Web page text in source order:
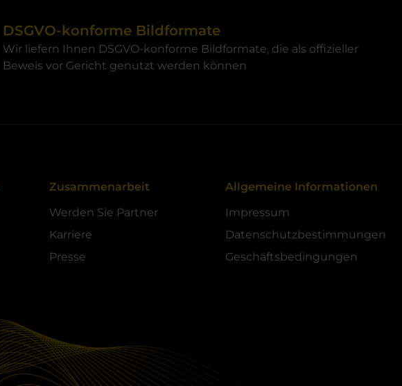
DSGVO-konforme Bildformate
Wir liefern Ihnen DSGVO-konforme Bildformate, die als offizieller
Beweis vor Gericht genutzt werden können
Zusammenarbeit
Werden Sie Partner
Karriere
Presse
Allgemeine Informationen
Impressum
Datenschutzbestimmungen
Geschäftsbedingungen